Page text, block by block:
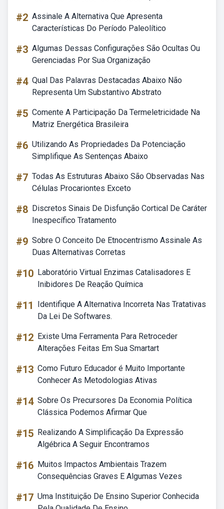
#2 Assinale A Alternativa Que Apresenta
Características Do Período Paleolítico
#3 Algumas Dessas Configurações São Ocultas Ou
Gerenciadas Por Sua Organização
#4 Qual Das Palavras Destacadas Abaixo Não
Representa Um Substantivo Abstrato
#5 Comente A Participação Da Termeletricidade Na
Matriz Energética Brasileira
#6 Utilizando As Propriedades Da Potenciação
Simplifique As Sentenças Abaixo
#7 Todas As Estruturas Abaixo São Observadas Nas
Células Procariontes Exceto
#8 Discretos Sinais De Disfunção Cortical De Caráter
Inespecífico Tratamento
#9 Sobre O Conceito De Etnocentrismo Assinale As
Duas Alternativas Corretas
#10 Laboratório Virtual Enzimas Catalisadores E
Inibidores De Reação Química
#11
Identifique A Alternativa Incorreta Nas Tratativas
Da Lei De Softwares.
#12 Existe Uma Ferramenta Para Retroceder
Alterações Feitas Em Sua Smartart
#13 Como Futuro Educador é Muito Importante
Conhecer As Metodologias Ativas
#14 Sobre Os Precursores Da Economia Política
Clássica Podemos Afirmar Que
#15 Realizando A Simplificação Da Expressão
Algébrica A Seguir Encontramos
#16 Muitos Impactos Ambientais Trazem
Consequências Graves E Algumas Vezes
#17 Uma Instituição De Ensino Superior Conhecida